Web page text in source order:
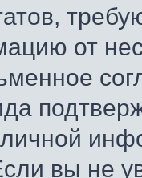
от
вы не